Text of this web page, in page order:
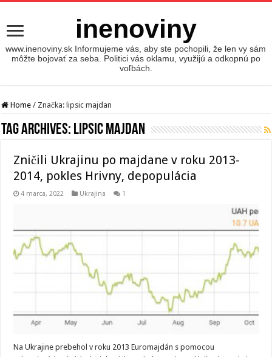
inenoviny
www.inenoviny.sk Informujeme vás, aby ste pochopili, že len vy sám
môžte bojovať za seba. Politici vás oklamu, využijú a odkopnú po
voľbách.
Home / Značka: lipsic majdan
Tag Archives: lipsic majdan
Zničili Ukrajinu po majdane v roku 2013-
2014, pokles Hrivny, depopulácia
4 marca, 2022 Ukrajina 1
Na Ukrajine prebehol v roku 2013 Euromajdán s pomocou